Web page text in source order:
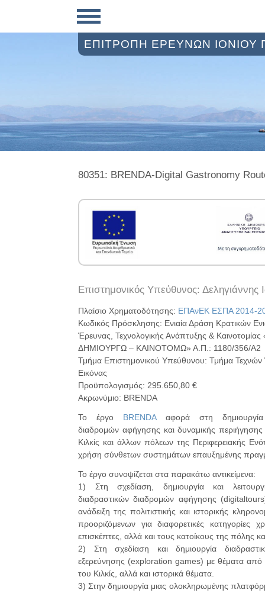
ΕΠΙΤΡΟΠΗ ΕΡΕΥΝΩΝ ΙΟΝΙΟΥ
80351: BRENDA-Digital Gastronomy
Επιστημονικός Υπεύθυνος: Δεληγιάννης
Πλαίσιο Χρηματοδότησης: ΕΠΑνΕΚ ΕΣΠΑ 2014-
Κωδικός Πρόσκλησης: Ενιαία Δράση Κρατικών
Έρευνας, Τεχνολογικής Ανάπτυξης &
ΔΗΜΙΟΥΡΓΩ – ΚΑΙΝΟΤΟΜΩ» Α.Π.: 1180/356/A2
Τμήμα Επιστημονικού Υπεύθυνου: Τμήμα Τεχνών
Εικόνας
Προϋπολογισμός: 295.650,80 €
Ακρωνύμιο: BRENDA
Το έργο BRENDAαφορά στη δημιουργία
διαδρομών αφήγησης και δυναμικής
Κιλκίς και άλλων πόλεων της Περιφερειακής
χρήση σύνθετων συστημάτων επαυξημένης
Το έργο συνοψίζεται στα παρακάτω αντικείμενα:
1) Στη σχεδίαση, δημιουργία και
διαδραστικών διαδρομών αφήγησης
ανάδειξη της πολιτιστικής και ιστορικής
προοριζόμενων για διαφορετικές κατηγορίες
επισκέπτες, αλλά και τους κατοίκους της πόλης
2) Στη σχεδίαση και δημιουργία
εξερεύνησης (exploration games) με θέματα από
του Κιλκίς, αλλά και ιστορικά θέματα.
3) Στην δημιουργία μιας ολοκληρωμένης